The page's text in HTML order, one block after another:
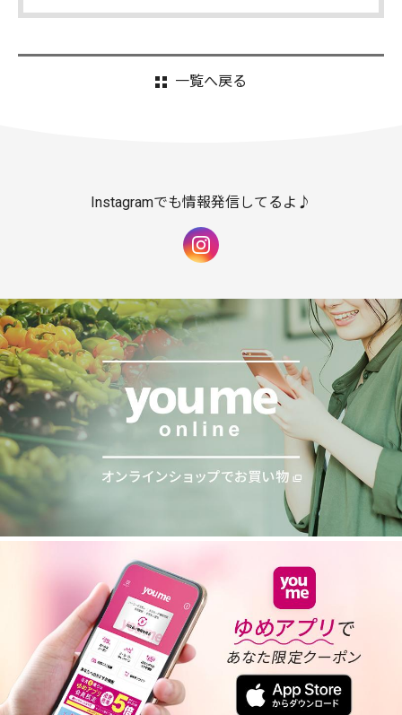
一覧へ戻る
Instagramでも情報発信してるよ♪